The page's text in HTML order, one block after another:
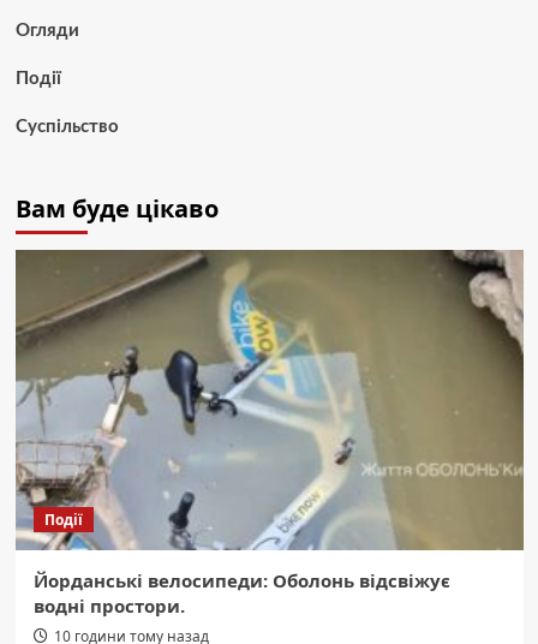
Огляди
Події
Суспільство
Вам буде цікаво
Події
Йорданські велосипеди: Оболонь відсвіжує
водні простори.
10 години тому назад